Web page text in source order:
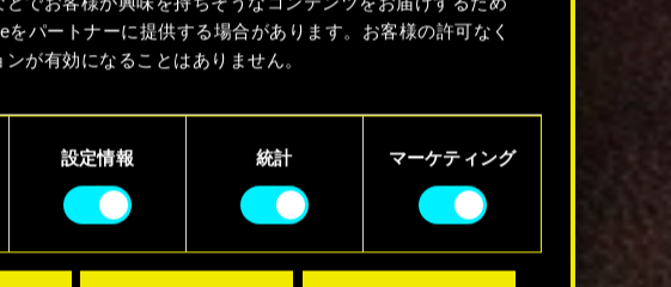
をパートナーに提供する場合があります。お客様の許可なく
が有効になることはありません。
びパフォーマンスの変更点に関する詳細は、下記の「設定」
ください。
設定情報 統計 マーケティング